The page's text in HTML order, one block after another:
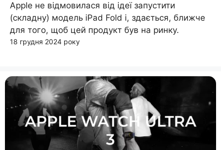
Apple не відмовилася від ідеї запустити
(складну) модель iPad Fold і, здається, ближче
для того, щоб цей продукт був на ринку.
18 грудня 2024 року